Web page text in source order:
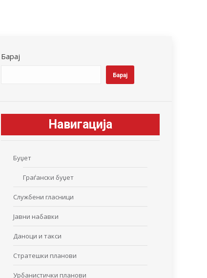
Барај
Барај
Навигација
Буџет
Граѓански буџет
Службени гласници
Јавни набавки
Даноци и такси
Стратешки планови
Урбанистички планови